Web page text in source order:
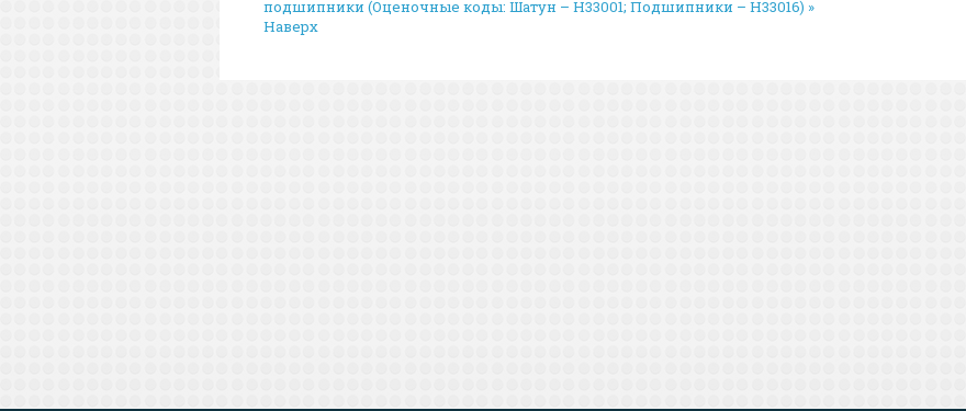
подшипники (Оценочные коды: Шатун – H33001; Подшипники – H33016) »
Наверх